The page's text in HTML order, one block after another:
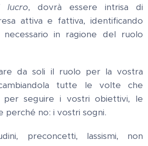
lucro, dovrà essere intrisa di
attiva e fattiva, identificando
in ragione del ruolo
da soli il ruolo per la vostra
tutte le volte che
seguire i vostri obiettivi, le
perché no: i vostri sogni.
preconcetti, lassismi, non